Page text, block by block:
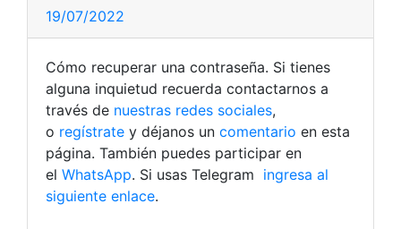
19/07/2022
Cómo recuperar una contraseña. Si tienes
alguna inquietud recuerda contactarnos a
través de nuestras redes sociales,
o regístrate y déjanos un comentario en esta
página. También puedes participar en
el WhatsApp. Si usas Telegram ingresa al
siguiente enlace.